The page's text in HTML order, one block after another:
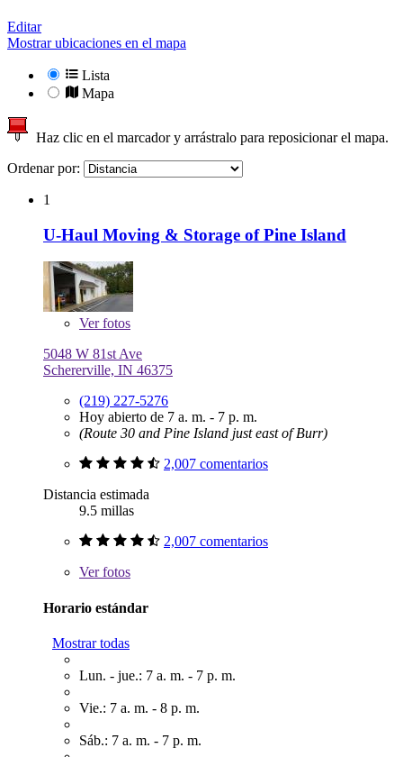
Editar
Mostrar ubicaciones en el mapa
Lista
Mapa
Haz clic en el marcador y arrástralo para reposicionar el mapa.
Ordenar por:
1
U-Haul Moving & Storage of Pine Island
Verfotos
5048 W 81st Ave
Schererville, IN 46375
(219) 227-5276
Hoy abierto de 7 a. m. - 7 p. m.
(Route 30 and Pine Island just east of Burr)
2,007 comentarios
Distancia estimada
9.5 millas
2,007 comentarios
Verfotos
Horario estándar
Mostrar todas
Lun. - jue.: 7 a. m. - 7 p. m.
Vie.: 7 a. m. - 8 p. m.
Sáb.: 7 a. m. - 7 p. m.